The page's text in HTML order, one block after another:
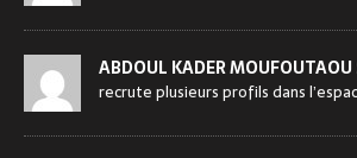
ABDOUL KADER MOUFOUTAOU
recrute plusieurs profils dans